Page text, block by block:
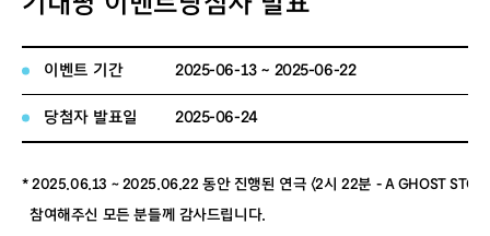
이벤트 기간 2025-06-13 ~ 2025-06-22
당첨자 발표일 2025-06-24
* 2025.06.13 ~ 2025.06.22 동안 진행된 연극 〈2시 22분 - A GHOST
참여해주신 모든 분들께 감사드립니다.